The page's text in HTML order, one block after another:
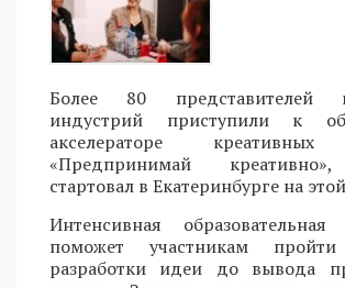
Более 80 представителей
индустрий приступили к
акселераторе креативных
«Предпринимай
стартовал в Екатеринбурге на
Интенсивная
поможет участникам
разработки идеи до вывода